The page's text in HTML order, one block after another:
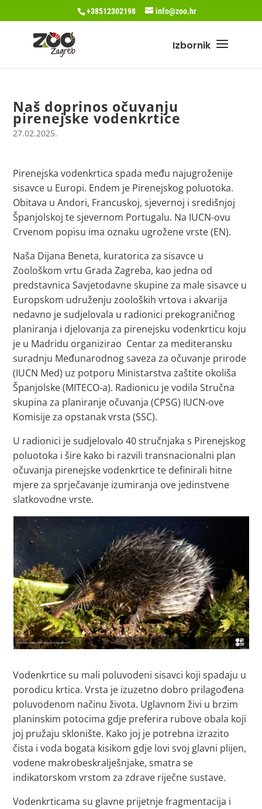
+38512302198 info@zoo.hr
Naš doprinos očuvanju
pirenejske vodenkrtice
27.02.2025.
Pirenejska vodenkrtica spada među najugroženije
sisavce u Europi. Endem je Pirenejskog poluotoka.
Obitava u Andori, Francuskoj, sjevernoj i središnjoj
Španjolskoj te sjevernom Portugalu. Na IUCN-ovu
Crvenom popisu ima oznaku ugrožene vrste (EN).
Naša Dijana Beneta, kuratorica za sisavce u
Zoološkom vrtu Grada Zagreba, kao jedna od
predstavnica Savjetodavne skupine za male sisavce u
Europskom udruženju zooloških vrtova i akvarija
nedavno je sudjelovala u radionici prekograničnog
planiranja i djelovanja za pirenejsku vodenkrticu koju
je u Madridu organizirao Centar za mediteransku
suradnju Međunarodnog saveza za očuvanje prirode
(IUCN Med) uz potporu Ministarstva zaštite okoliša
Španjolske (MITECO-a). Radionicu je vodila Stručna
skupina za planiranje očuvanja (CPSG) IUCN-ove
Komisije za opstanak vrsta (SSC).
U radionici je sudjelovalo 40 stručnjaka s Pirenejskog
poluotoka i šire kako bi razvili transnacionalni plan
očuvanja pirenejske vodenkrtice te definirali hitne
mjere za sprječavanje izumiranja ove jedinstvene
slatkovodne vrste.
Vodenkrtice su mali poluvodeni sisavci koji spadaju u
porodicu krtica. Vrsta je izuzetno dobro prilagođena
poluvodenom načinu života. Uglavnom živi u brzim
planinskim potocima gdje preferira rubove obala koji
joj pružaju sklonište. Kako joj je potrebna izrazito
čista i voda bogata kisikom gdje lovi svoj glavni plijen,
vodene makrobeskralješnjake, smatra se
indikatorskom vrstom za zdrave riječne sustave.
Vodenkrticama su glavne prijetnje fragmentacija i